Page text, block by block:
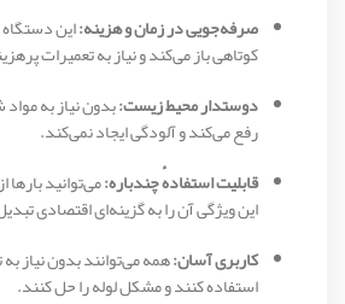
صرفه‌جویی در زمان و هزینه:این
کوتاهی باز می‌کند و نیاز به تعمیرات
دوستدار محیط زیست:بدون نیاز به
رفع می‌کند و آلودگی ایجاد نمی‌کند.
قابلیت استفاده‌ٔ چندباره:می‌توانید بارها
این ویژگی آن را به گزینه‌ای اقتصادی
کاربری آسان:همه می‌توانند بدون نیاز
استفاده کنند و مشکل لوله را حل کنند.